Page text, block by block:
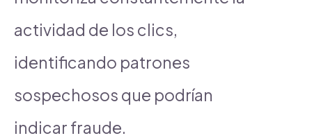
actividad de los clics,
identificando patrones
sospechosos que podrían
indicar fraude.